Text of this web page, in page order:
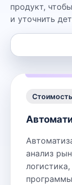
продукт,
и уточнить
анализ